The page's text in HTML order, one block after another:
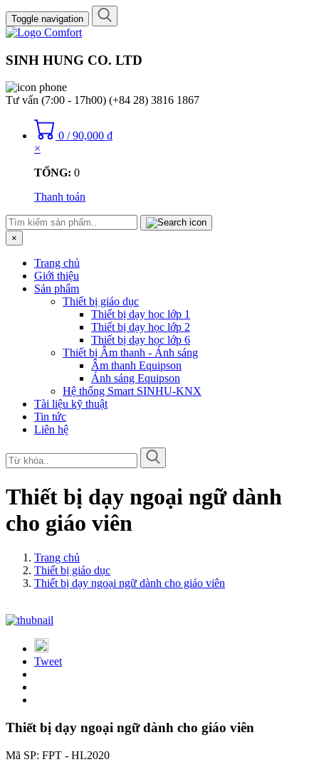
Toggle navigation
SINH HUNG CO. LTD
Tư vấn (7:00 - 17h00) (+84 28) 3816 1867
0 / 90,000 ₫
×
TỔNG: 0
Thanh toán
×
Trang chủ
Giới thiệu
Sản phẩm
Thiết bị giáo dục
Thiết bị dạy học lớp 1
Thiết bị dạy học lớp 2
Thiết bị dạy học lớp 6
Thiết bị Âm thanh - Ánh sáng
Âm thanh Equipson
Ánh sáng Equipson
Hệ thống Smart SINHU-KNX
Tài liệu kỹ thuật
Tin tức
Liên hệ
Thiết bị dạy ngoại ngữ dành
cho giáo viên
Trang chủ
Thiết bị giáo dục
Thiết bị dạy ngoại ngữ dành cho giáo viên
Tweet
Thiết bị dạy ngoại ngữ dành cho giáo viên
Mã SP: FPT - HL2020